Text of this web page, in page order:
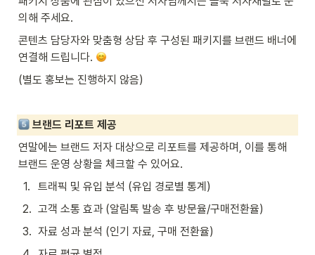
의해 주세요.
콘텐츠 담당자와 맞춤형 상담 후 구성된 패키지를 브랜드 배너에
연결해 드립니다.
(별도 홍보는 진행하지 않음)
브랜드 리포트 제공
연말에는 브랜드 저자 대상으로 리포트를 제공하며, 이를 통해
브랜드 운영 상황을 체크할 수 있어요.
1.
트래픽 및 유입 분석 (유입 경로별 통계)
2. 고객 소통 효과 (알림톡 발송 후 방문율/구매전환율)
3. 자료 성과 분석 (인기 자료, 구매 전환율)